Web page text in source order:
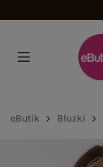
eButik Bluzki